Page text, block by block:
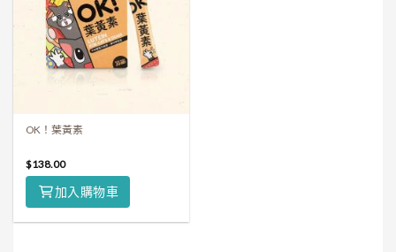
OK！葉黃素
$138.00
加入購物車